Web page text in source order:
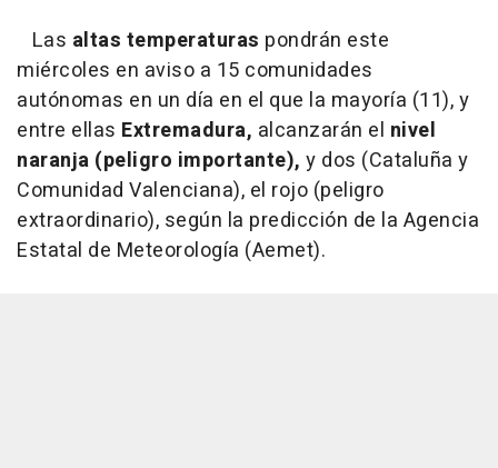
Las altas temperaturas pondrán este
miércoles en aviso a 15 comunidades
autónomas en un día en el que la mayoría (11), y
entre ellas Extremadura, alcanzarán el nivel
naranja (peligro importante), y dos (Cataluña y
Comunidad Valenciana), el rojo (peligro
extraordinario), según la predicción de la Agencia
Estatal de Meteorología (Aemet).